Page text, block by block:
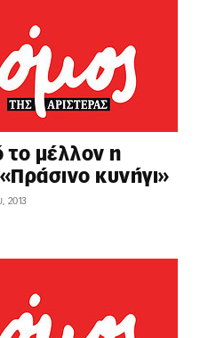
το μέλλον η
κυνήγι»
2013